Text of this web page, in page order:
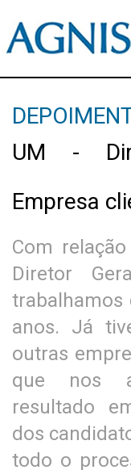
UM -
Empresa
Com
Diretor
trabalhamos
anos. Já
outras
que nos
resultado
dos
todo o